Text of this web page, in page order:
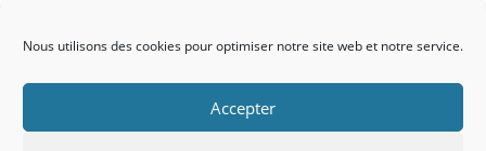
Nous utilisons des cookies pour optimiser notre site web et notre service.
Accepter